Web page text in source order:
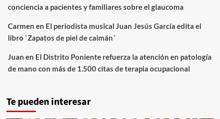
conciencia a pacientes y familiares sobre el glaucoma
Carmen en El periodista musical Juan Jesús García edita el
libro `Zapatos de piel de caimán´
Juan en El Distrito Poniente refuerza la atención en patología
de mano con más de 1.500 citas de terapia ocupacional
Te pueden interesar